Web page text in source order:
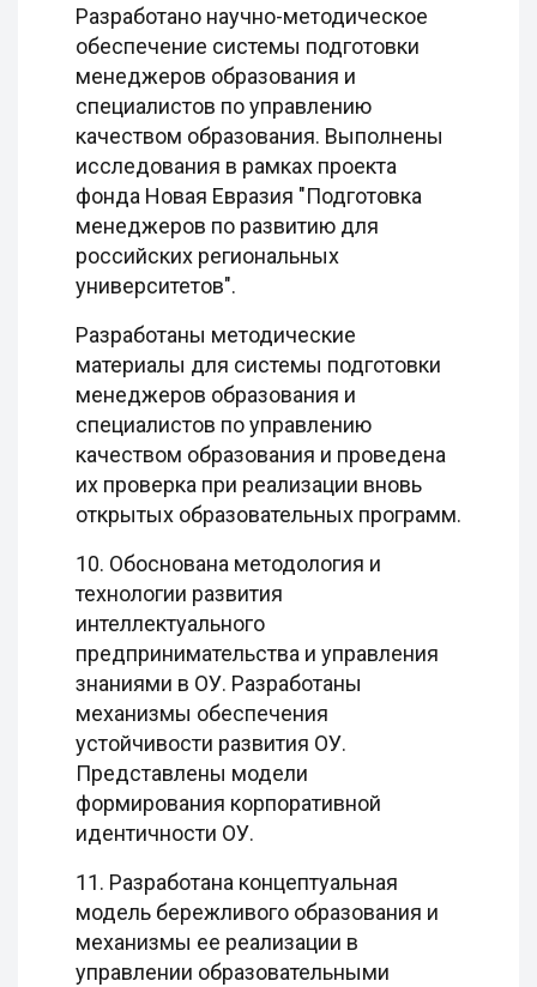
Разработано научно-методическое
обеспечение системы подготовки
менеджеров образования и
специалистов по управлению
качеством образования. Выполнены
исследования в рамках проекта
фонда Новая Евразия "Подготовка
менеджеров по развитию для
российских региональных
университетов".
Разработаны методические
материалы для системы подготовки
менеджеров образования и
специалистов по управлению
качеством образования и проведена
их проверка при реализации вновь
открытых образовательных программ.
10. Обоснована методология и
технологии развития
интеллектуального
предпринимательства и управления
знаниями в ОУ. Разработаны
механизмы обеспечения
устойчивости развития ОУ.
Представлены модели
формирования корпоративной
идентичности ОУ.
11. Разработана концептуальная
модель бережливого образования и
механизмы ее реализации в
управлении образовательными